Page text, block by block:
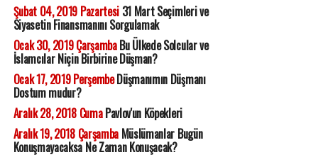
Şubat 04, 2019 Pazartesi31 Mart Seçimleri ve
Siyasetin Finansmanını Sorgulamak
Ocak 30, 2019 ÇarşambaBu Ülkede Solcular ve
İslamcılar Niçin Birbirine Düşman?
Ocak 17, 2019 PerşembeDüşmanımın Düşmanı
Dostum mudur?
Aralık 28, 2018 CumaPavlov'un Köpekleri
Aralık 19, 2018 ÇarşambaMüslümanlar Bugün
Konuşmayacaksa Ne Zaman Konuşacak?